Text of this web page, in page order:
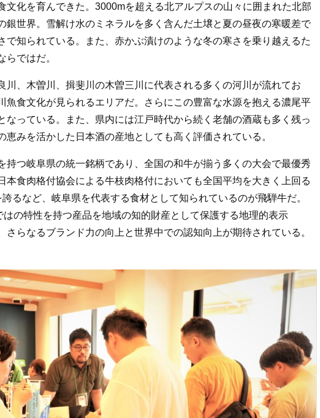
文化を育んできた。3000mを超える北アルプスの山々に囲まれた北部
銀世界。雪解け水のミネラルを多く含んだ土壌と夏の昼夜の寒暖差で
で知られている。また、赤かぶ漬けのような冬の寒さを乗り越えるた
らではだ。
川、木曽川、揖斐川の木曽三川に代表される多くの河川が流れてお
魚食文化が見られるエリアだ。さらにこの豊富な水源を抱える濃尾平
なっている。また、県内には江戸時代から続く老舗の酒蔵も多く残っ
恵みを活かした日本酒の産地としても高く評価されている。
持つ岐阜県の統一銘柄であり、全国の和牛が揃う多くの大会で最優秀
本食肉格付協会による牛枝肉格付においても全国平均を大きく上回る
るなど、岐阜県を代表する食材として知られているのが飛騨牛だ。
の特性を持つ産品を地域の知的財産として保護する地理的表示
さらなるブランド力の向上と世界中での認知向上が期待されている。